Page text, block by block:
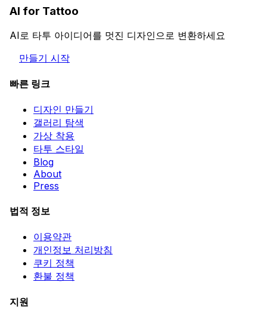
AI for Tattoo
AI로 타투 아이디어를 멋진 디자인으로 변환하세요
만들기 시작
빠른 링크
디자인 만들기
갤러리 탐색
가상 착용
타투 스타일
Blog
About
Press
법적 정보
이용약관
개인정보 처리방침
쿠키 정책
환불 정책
지원